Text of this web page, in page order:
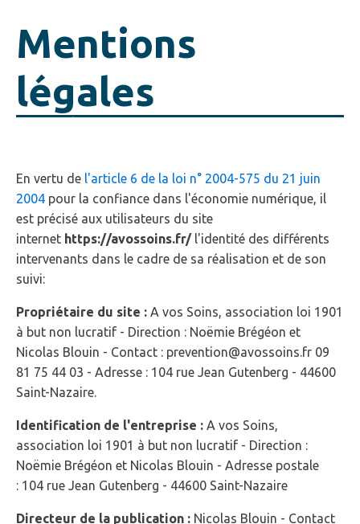
Mentions
légales
En vertu de l'article 6 de la loi n° 2004-575 du 21 juin
2004 pour la confiance dans l'économie numérique, il
est précisé aux utilisateurs du site
internet https://avossoins.fr/l'identité des différents
intervenants dans le cadre de sa réalisation et de son
suivi:
Propriétaire du site : A vos Soins, association loi 1901
à but non lucratif - Direction : Noëmie Brégéon et
Nicolas Blouin - Contact : prevention@avossoins.fr 09
81 75 44 03 - Adresse : 104 rue Jean Gutenberg - 44600
Saint-Nazaire.
Identification de l'entreprise : A vos Soins,
association loi 1901 à but non lucratif - Direction :
Noëmie Brégéon et Nicolas Blouin - Adresse postale
: 104 rue Jean Gutenberg - 44600 Saint-Nazaire
Directeur de la publication : Nicolas Blouin - Contact